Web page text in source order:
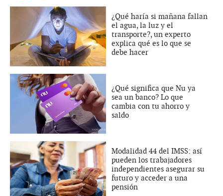
¿Qué haría si mañana fallan
el agua, la luz y el
transporte?, un experto
explica qué es lo que se
debe hacer
¿Qué significa que Nu ya
sea un banco? Lo que
cambia con tu ahorro y
saldo
Modalidad 44 del IMSS: así
pueden los trabajadores
independientes asegurar su
futuro y acceder a una
pensión